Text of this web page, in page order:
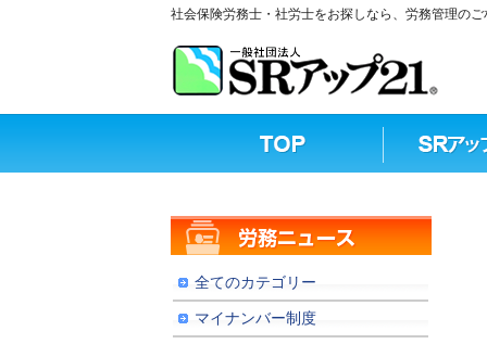
社会保険労務士・社労士をお探しなら、労務管理の
全てのカテゴリー
マイナンバー制度